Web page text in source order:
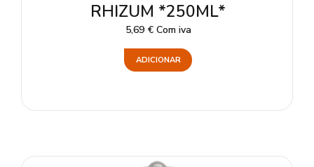
RHIZUM *250ML*
5,69 € Com iva
ADICIONAR